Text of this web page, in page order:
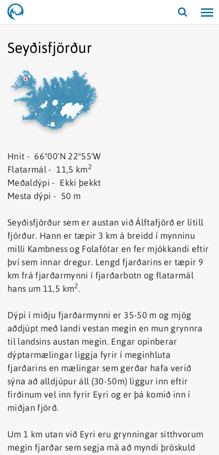
Opna/
Seyðisfjörður
Hnit - 66°00'N 22°55'W
Flatarmál - 11,5 km2
Meðaldýpi - Ekki þekkt
Mesta dýpi - 50 m
Seyðisfjörður sem er austan við Álftafjörð er lítill
fjörður. Hann er tæpir 3 km á breidd í mynninu
milli Kambness og Folafótar en fer mjókkandi eftir
því sem innar dregur. Lengd fjarðarins er tæpir 9
km frá fjarðarmynni í fjarðarbotn og flatarmál
hans um 11,5 km2.
Dýpi í miðju fjarðarmynni er 35-50 m og mjög
aðdjúpt með landi vestan megin en mun grynnra
til landsins austan megin. Engar opinberar
dýptarmælingar liggja fyrir í meginhluta
fjarðarins en mælingar sem gerðar hafa verið
sýna að alldjúpur áll (30-50m) liggur inn eftir
firðinum vel inn fyrir Eyri og er þá komið inn í
miðjan fjörð.
Um 1 km utan við Eyri eru grynningar sitthvorum
megin fjarðar sem segja má að myndi þröskuld